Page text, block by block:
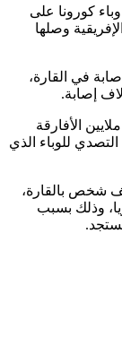
كورونا على
دولة بالقارة الإفريقية وصلها
في القارة،
الأفارقة
في التصدي للوباء الذي
المنظمة الأممية، من أن أزيد من 700 ألف شخص بالقارة،
وذلك بسبب